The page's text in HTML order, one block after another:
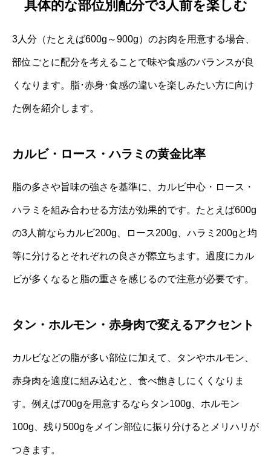
具体的な部位別配分で3人前を楽しむ
3人分（たとえば600g～900g）のお肉を用意する場合、
部位ごとに配分を考えることで味や食感のバランスが良
くなります。脂･赤身･食感の違いを楽しみたい方に向け
た例を紹介します。
カルビ・ロース・ハラミの黄金比率
脂の多さや旨味の強さを基準に、カルビ中心・ロース・
ハラミを組み合わせる方法が効果的です。たとえば600g
の3人前ならカルビ200g、ロース200g、ハラミ200gと均
等に分けるとそれぞれの良さが際立ちます。過度にカル
ビが多くなると脂の重さを感じるので注意が必要です。
タン・ホルモン・赤身肉で変えるアクセント
カルビなどの脂が多い部位に加えて、タンやホルモン、
赤身肉を適度に組み込むと、食べ飽きしにくくなりま
す。例えば700gを用意するならタン100g、ホルモン
100g、残り500gをメイン部位に振り分けるとメリハリが
つきます。